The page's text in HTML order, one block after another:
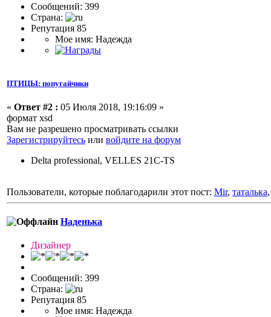
Сообщений: 399
Страна:
Репутация 85
Мое имя: Надежда
ПТИЦЫ: попугайчики
« Ответ #2 : 05 Июля 2018, 19:16:09 »
формат xsd
Вам не разрешено просматривать ссылки
Зарегистрируйтесь или войдите на форум
Delta professional, VELLES 21C-TS
Пользователи, которые поблагодарили этот пост: Mir, таталька
Наденька
Дизайнер
Сообщений: 399
Страна:
Репутация 85
Мое имя: Надежда